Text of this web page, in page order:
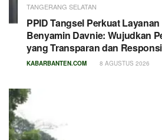
TANGERANG SELATAN
PPID Tangsel Perkuat
Benyamin Davnie: Wujudkan
yang Transparan dan
KABARBANTEN.COM 8 AGUSTUS 2026